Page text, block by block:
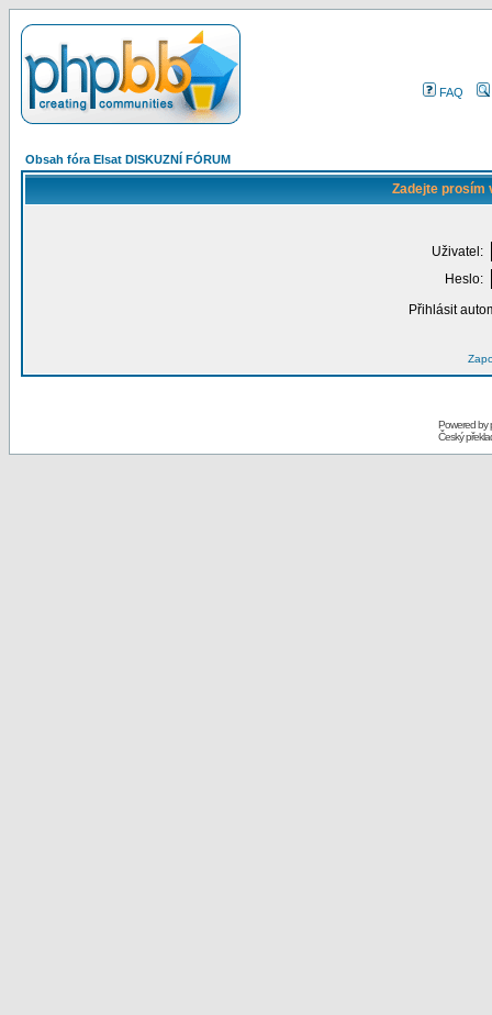
FAQ
Obsah fóra Elsat DISKUZNÍ FÓRUM
Zadejte prosím
Uživatel:
Heslo:
Přihlásit
Powered by
Český